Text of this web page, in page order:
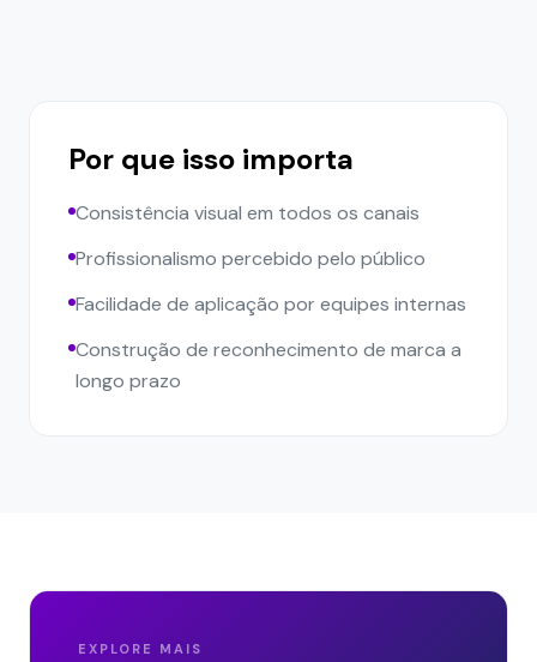
Por que isso importa
Consistência visual em todos os canais
Profissionalismo percebido pelo público
Facilidade de aplicação por equipes internas
Construção de reconhecimento de marca a
longo prazo
EXPLORE MAIS